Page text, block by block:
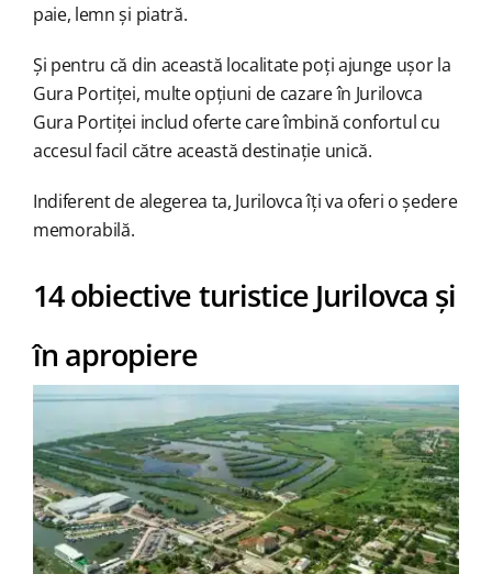
paie, lemn și piatră.
Și pentru că din această localitate poți ajunge ușor la
Gura Portiței, multe opțiuni de cazare în Jurilovca
Gura Portiței includ oferte care îmbină confortul cu
accesul facil către această destinație unică.
Indiferent de alegerea ta, Jurilovca îți va oferi o ședere
memorabilă.
14 obiective turistice Jurilovca și
în apropiere